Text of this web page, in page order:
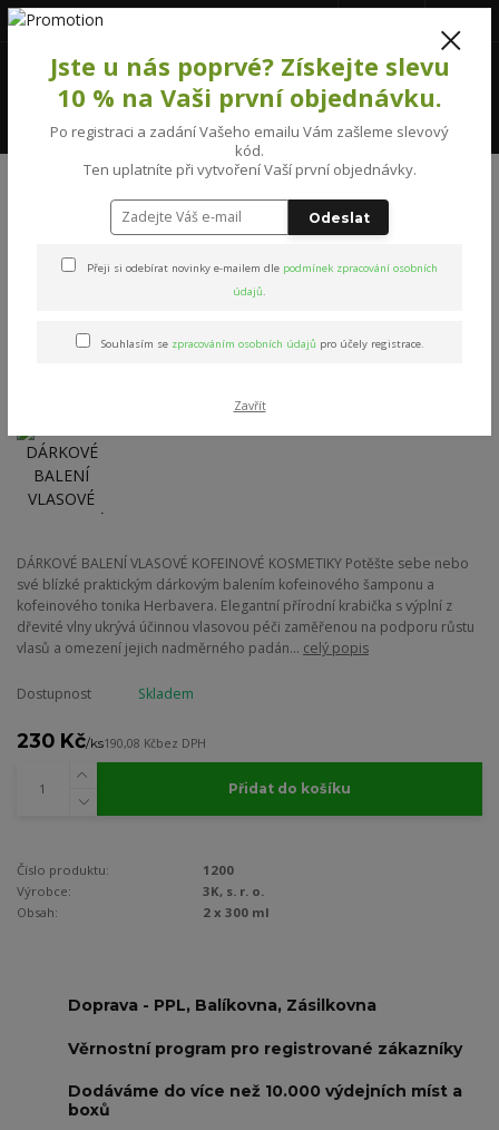
777231992
0 Kč
PÉČE O VLASY DÁRKOVÉ BALENÍ VLASOVÉ KOFEINOVÉ KOSMETIKY
DÁRKOVÉ BALENÍ VLASOVÉ
KOFEINOVÉ KOSMETIKY
DÁRKOVÉ BALENÍ VLASOVÉ KOFEINOVÉ KOSMETIKY Potěšte sebe nebo
své blízké praktickým dárkovým balením kofeinového šamponu a
kofeinového tonika Herbavera. Elegantní přírodní krabička s výplní z
dřevité vlny ukrývá účinnou vlasovou péči zaměřenou na podporu růstu
vlasů a omezení jejich nadměrného padán... celý popis
Dostupnost Skladem
230 Kč/ks190,08 Kčbez DPH
Přidat do košíku
Číslo produktu:
1200
Výrobce:
3K, s. r. o.
Obsah:
2 x 300 ml
Doprava - PPL, Balíkovna, Zásilkovna
Věrnostní program pro registrované zákazníky
Dodáváme do více než 10.000 výdejních míst a
boxů
Jste u nás poprvé? Získejte slevu
10 % na Vaši první objednávku.
Po registraci a zadání Vašeho emailu Vám zašleme slevový
kód.
Ten uplatníte při vytvoření Vaší první objednávky.
Odeslat
Přeji si odebírat novinky e-mailem dle podmínek zpracování osobních
údajů.
Souhlasím se zpracováním osobních údajů pro účely registrace.
Zavřít